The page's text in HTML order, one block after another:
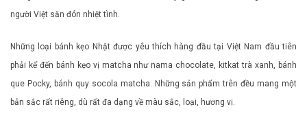
người Việt săn đón nhiệt tình.
Những loại bánh kẹo Nhật được yêu thích hàng đầu tại Việt Nam đầu tiên
phải kể đến bánh kẹo vị matcha như nama chocolate, kitkat trà xanh, bánh
que Pocky, bánh quy socola matcha. Những sản phẩm trên đều mang một
bản sắc rất riêng, dù rất đa dạng về màu sắc, loại, hương vị.